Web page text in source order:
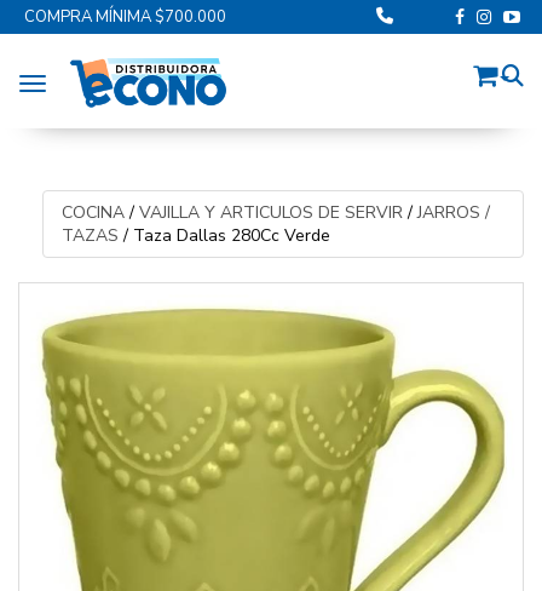
COMPRA MÍNIMA $700.000
Toggle navigation
COCINA/ VAJILLA Y ARTICULOS DE SERVIR/JARROS /
TAZAS / Taza Dallas 280Cc Verde